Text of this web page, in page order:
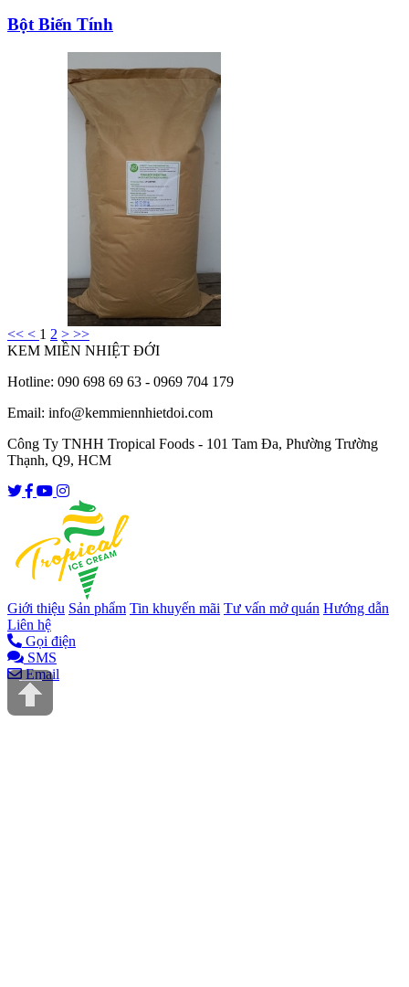
Bột Biến Tính
<< < 1 2 > >>
KEM MIỀN NHIỆT ĐỚI
Hotline: 090 698 69 63 - 0969 704 179
Email: info@kemmiennhietdoi.com
Công Ty TNHH Tropical Foods - 101 Tam Đa, Phường Trường
Thạnh, Q9, HCM
Giới thiệu Sản phẩm Tin khuyến mãi Tư vấn mở quán Hướng dẫn
Liên hệ
Gọi điện
SMS
Email